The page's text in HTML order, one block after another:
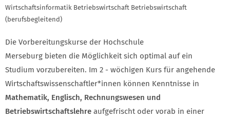
Wirtschaftsinformatik Betriebswirtschaft Betriebswirtschaft
(berufsbegleitend)
Die Vorbereitungskurse der Hochschule
Merseburg bieten die Möglichkeit sich optimal auf ein
Studium vorzubereiten. Im 2 - wöchigen Kurs für angehende
Wirtschaftswissenschaftler*innen können Kenntnisse in
Mathematik, Englisch, Rechnungswesen und
Betriebswirtschaftslehre aufgefrischt oder vorab in einer